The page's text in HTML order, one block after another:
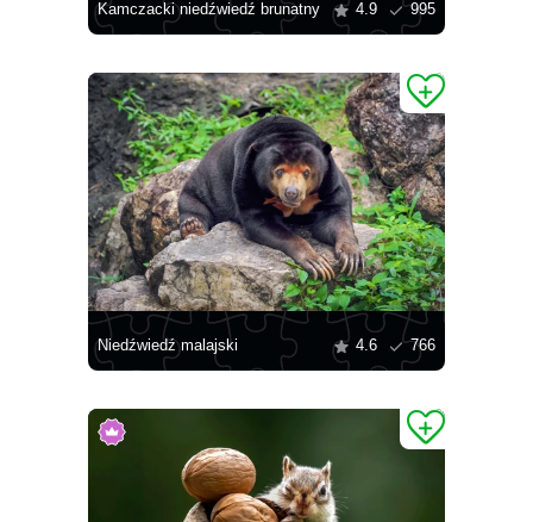
Kamczacki niedźwiedź brunatny 4.9 995
Niedźwiedź malajski 4.6 766